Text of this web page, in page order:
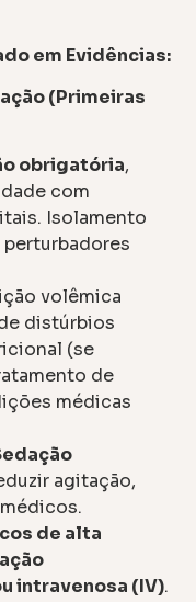
em Evidências:
(Primeiras
obrigatória,
com
Isolamento
volêmica
distúrbios
(se
de
médicas
agitação,
de alta
intravenosa (IV).